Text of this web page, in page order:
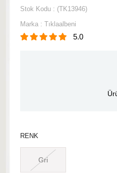
Stok Kodu
(TK13946)
Marka : Tıklaalbeni
5.0
RENK
Gri